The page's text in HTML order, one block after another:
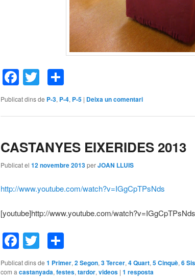
Facebook
Twitter
Publicat dins de P-3, P-4, P-5 | Deixa un comentari
CASTANYES EIXERIDES 2013
Publicat el 12 novembre 2013perJOAN LLUIS
http://www.youtube.com/watch?v=IGgCpTPsNds
[youtube]http://www.youtube.com/
Facebook
Twitter
Publicat dins de 1 Primer, 2 Segon, 3 Tercer, 4 Quart, 5 Cinquè, 6
com a castanyada, festes, tardor, videos | 1 resposta